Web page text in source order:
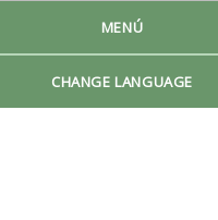
LivsplanMENÚ
CHANGE LANGUAGE